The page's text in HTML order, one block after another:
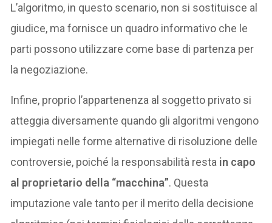
L’algoritmo, in questo scenario, non si sostituisce al
giudice, ma fornisce un quadro informativo che le
parti possono utilizzare come base di partenza per
la negoziazione.
Infine, proprio l’appartenenza al soggetto privato si
atteggia diversamente quando gli algoritmi vengono
impiegati nelle forme alternative di risoluzione delle
controversie, poiché la responsabilità resta in capo
al proprietario della “macchina”. Questa
imputazione vale tanto per il merito della decisione